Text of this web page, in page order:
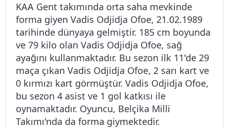
KAA Gent takımında orta saha mevkinde
forma giyen Vadis Odjidja Ofoe, 21.02.1989
tarihinde dünyaya gelmiştir. 185 cm boyunda
ve 79 kilo olan Vadis Odjidja Ofoe, sağ
ayağını kullanmaktadır. Bu sezon ilk 11'de 29
maça çıkan Vadis Odjidja Ofoe, 2 sarı kart ve
0 kırmızı kart görmüştür. Vadis Odjidja Ofoe,
bu sezon 4 asist ve 1 gol katkısı ile
oynamaktadır. Oyuncu, Belçika Milli
Takımı'nda da forma giymektedir.